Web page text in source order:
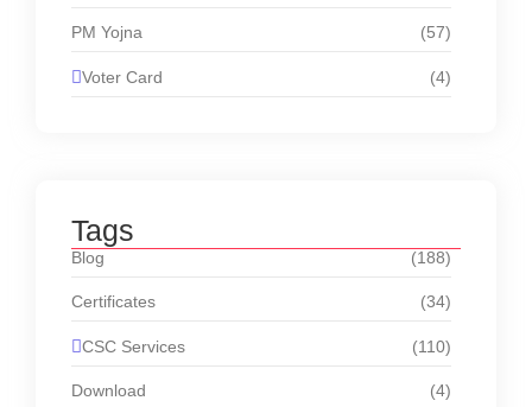
PM Yojna (57)
Voter Card (4)
Tags
Blog (188)
Certificates (34)
CSC Services (110)
Download (4)